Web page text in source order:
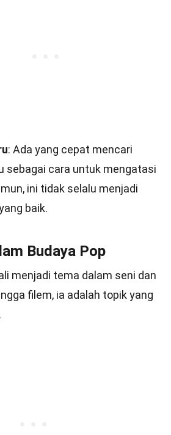
: Ada yang cepat mencari
sebagai cara untuk mengatasi
ini tidak selalu menjadi
baik.
Budaya Pop
menjadi tema dalam seni dan
filem, ia adalah topik yang